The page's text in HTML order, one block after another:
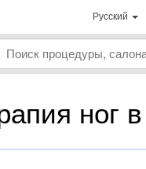
Русский
ног